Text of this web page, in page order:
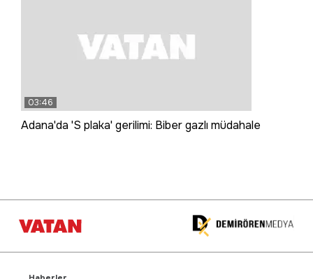
03:46
Adana'da 'S plaka' gerilimi: Biber gazlı müdahale